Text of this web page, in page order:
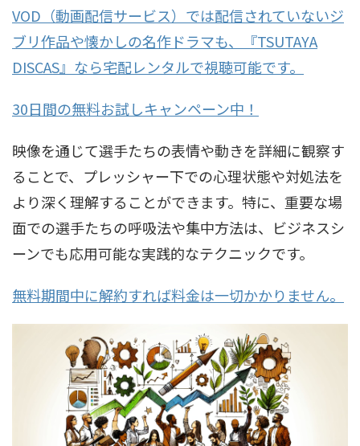
VOD（動画配信サービス）では配信されていないジ
ブリ作品や懐かしの名作ドラマも、『TSUTAYA
DISCAS』なら宅配レンタルで視聴可能です。
30日間の無料お試しキャンペーン中！
映像を通じて選手たちの表情や動きを詳細に観察す
ることで、プレッシャー下での心理状態や対処法を
より深く理解することができます。特に、重要な場
面での選手たちの呼吸法や集中方法は、ビジネスシ
ーンでも応用可能な実践的なテクニックです。
無料期間中に解約すれば料金は一切かかりません。